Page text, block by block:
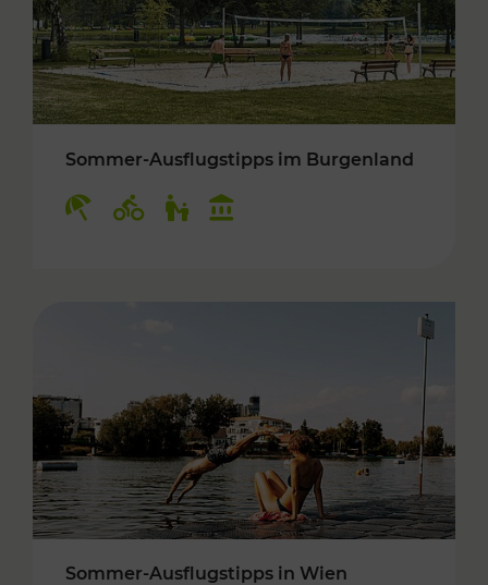
Sommer-Ausflugstipps im Burgenland
Sommer-Ausflugstipps in Wien